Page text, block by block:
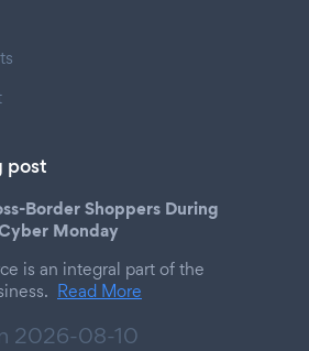
post
Border Shoppers During
Monday
is an integral part of the
Read More
2026-08-10